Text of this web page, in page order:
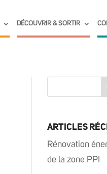
DÉCOUVRIR & SORTIR
ARTICLES
Rénovation
de la zone PPI